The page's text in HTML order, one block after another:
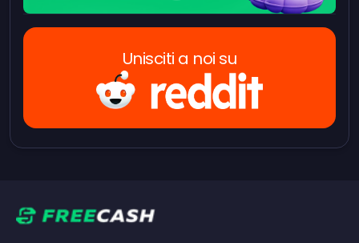
Unisciti a noi su